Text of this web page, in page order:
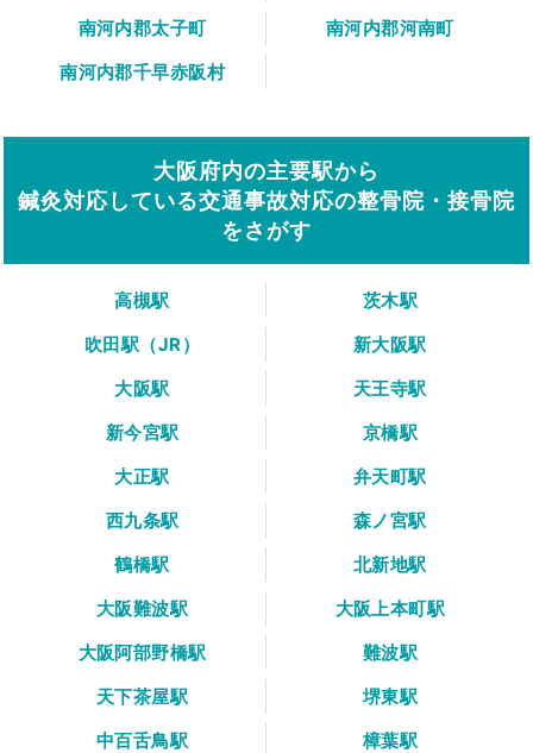
南河内郡太子町
南河内郡河南町
南河内郡千早赤阪村
大阪府内の主要駅から
鍼灸対応している交通事故対応の整骨院・接骨院
をさがす
高槻駅
茨木駅
吹田駅（JR）
新大阪駅
大阪駅
天王寺駅
新今宮駅
京橋駅
大正駅
弁天町駅
西九条駅
森ノ宮駅
鶴橋駅
北新地駅
大阪難波駅
大阪上本町駅
大阪阿部野橋駅
難波駅
天下茶屋駅
堺東駅
中百舌鳥駅
樟葉駅